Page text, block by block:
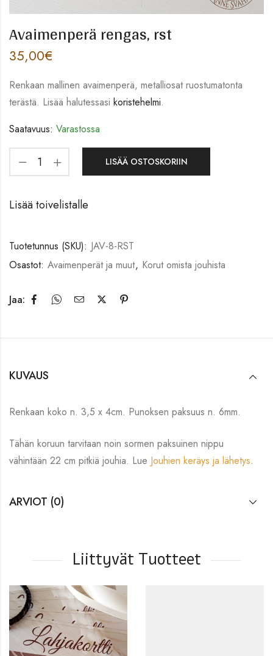
Avaimenperä rengas, rst
35,00€
Renkaan mallinen avaimenperä, metalliosat ruostumatonta
terästä. Lisää halutessasi koristehelmi.
Saatavuus: Varastossa
LISÄÄ OSTOSKORIIN
Lisää toivelistalle
Tuotetunnus (SKU): JAV-8-RST
Osastot: Avaimenperät ja muut, Korut omista jouhista
Jaa:
KUVAUS
Renkaan koko n. 3,5 x 4cm. Punoksen paksuus n. 6mm.
Tähän koruun tarvitaan noin sormen paksuinen nippu
vähintään 22 cm pitkiä jouhia. Lue Jouhien keräys ja lähetys.
ARVIOT (0)
Liittyvät Tuotteet